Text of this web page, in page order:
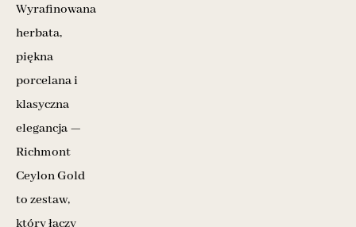
Wyrafinowana
herbata,
piękna
porcelana i
klasyczna
elegancja —
Richmont
Ceylon Gold
to zestaw,
który łączy